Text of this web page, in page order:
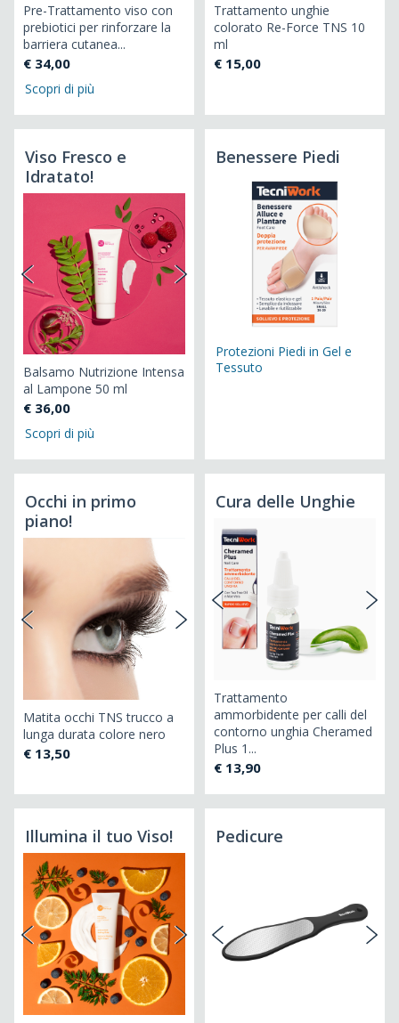
Pre-Trattamento viso con
prebiotici per rinforzare la
barriera cutanea...
€ 34,00
Scopri di più
Trattamento unghie
colorato Re-Force TNS 10
ml
€ 15,00
Viso Fresco e
Idratato!
Balsamo Nutrizione Intensa
al Lampone 50 ml
€ 36,00
Scopri di più
Benessere Piedi
Protezioni Piedi in Gel e
Tessuto
Occhi in primo
piano!
Matita occhi TNS trucco a
lunga durata colore nero
€ 13,50
Cura delle Unghie
Trattamento
ammorbidente per calli del
contorno unghia Cheramed
Plus 1...
€ 13,90
Illumina il tuo Viso! Pedicure